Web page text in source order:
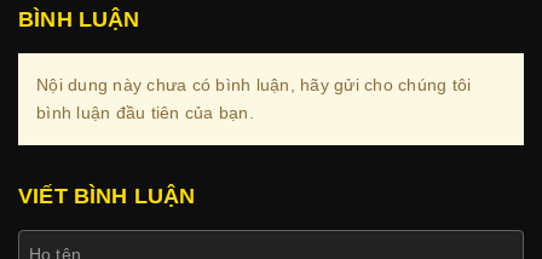
BÌNH LUẬN
Nội dung này chưa có bình luận, hãy gửi cho chúng tôi
bình luận đầu tiên của bạn.
VIẾT BÌNH LUẬN